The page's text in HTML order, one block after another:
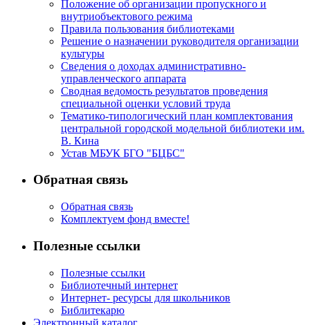
Положение об организации пропускного и
внутриобъектового режима
Правила пользования библиотеками
Решение о назначении руководителя организации
культуры
Сведения о доходах административно-
управленческого аппарата
Сводная ведомость результатов проведения
специальной оценки условий труда
Тематико-типологический план комплектования
центральной городской модельной библиотеки им.
В. Кина
Устав МБУК БГО "БЦБС"
Обратная связь
Обратная связь
Комплектуем фонд вместе!
Полезные ссылки
Полезные ссылки
Библиотечный интернет
Интернет- ресурсы для школьников
Библитекарю
Электронный каталог